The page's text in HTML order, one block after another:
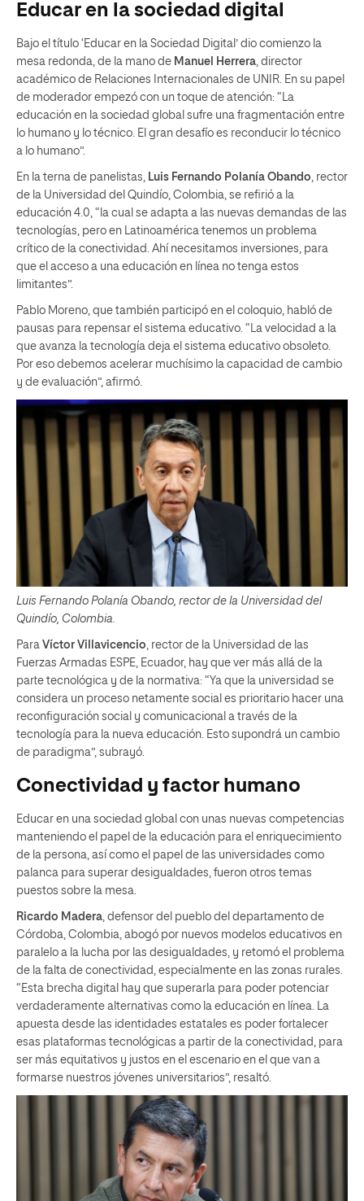
Educar en la sociedad digital
Bajo el título ‘Educar en la Sociedad Digital’ dio comienzo la
mesa redonda, de la mano de Manuel Herrera, director
académico de Relaciones Internacionales de UNIR. En su papel
de moderador empezó con un toque de atención: “La
educación en la sociedad global sufre una fragmentación entre
lo humano y lo técnico. El gran desafío es reconducir lo técnico
a lo humano”.
En la terna de panelistas, Luis Fernando Polanía Obando, rector
de la Universidad del Quindío, Colombia, se refirió a la
educación 4.0, “la cual se adapta a las nuevas demandas de las
tecnologías, pero en Latinoamérica tenemos un problema
crítico de la conectividad. Ahí necesitamos inversiones, para
que el acceso a una educación en línea no tenga estos
limitantes”.
Pablo Moreno, que también participó en el coloquio, habló de
pausas para repensar el sistema educativo. “La velocidad a la
que avanza la tecnología deja el sistema educativo obsoleto.
Por eso debemos acelerar muchísimo la capacidad de cambio
y de evaluación”, afirmó.
Luis Fernando Polanía Obando, rector de la Universidad del
Quindío, Colombia.
Para Víctor Villavicencio , rector de la Universidad de las
Fuerzas Armadas ESPE, Ecuador, hay que ver más allá de la
parte tecnológica y de la normativa: “Ya que la universidad se
considera un proceso netamente social es prioritario hacer una
reconfiguración social y comunicacional a través de la
tecnología para la nueva educación. Esto supondrá un cambio
de paradigma”, subrayó.
Conectividad y factor humano
Educar en una sociedad global con unas nuevas competencias
manteniendo el papel de la educación para el enriquecimiento
de la persona, así como el papel de las universidades como
palanca para superar desigualdades, fueron otros temas
puestos sobre la mesa.
Ricardo Madera , defensor del pueblo del departamento de
Córdoba, Colombia, abogó por nuevos modelos educativos en
paralelo a la lucha por las desigualdades, y retomó el problema
de la falta de conectividad, especialmente en las zonas rurales.
“Esta brecha digital hay que superarla para poder potenciar
verdaderamente alternativas como la educación en línea. La
apuesta desde las identidades estatales es poder fortalecer
esas plataformas tecnológicas a partir de la conectividad, para
ser más equitativos y justos en el escenario en el que van a
formarse nuestros jóvenes universitarios”, resaltó.